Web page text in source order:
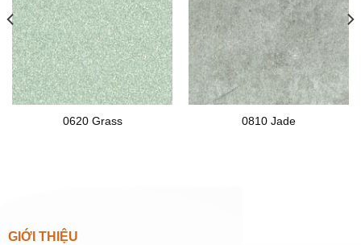
0620 Grass 0810 Jade
GIỚI THIỆU